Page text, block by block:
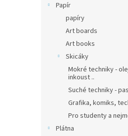
Papír
papíry
Art boards
Art books
Skicáky
Mokré techniky -
inkoust ..
Suché techniky -
Grafika, komiks,
Pro studenty a
Plátna